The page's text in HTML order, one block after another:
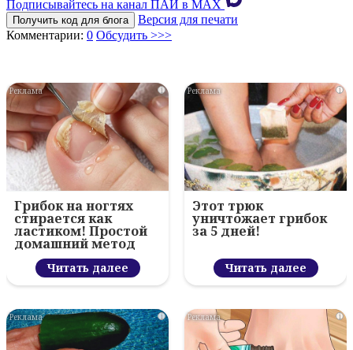
Подписывайтесь на канал ПАИ в MAХ
Получить код для блога
Версия для печати
Комментарии: 0 Обсудить >>>
i
Грибок на ногтях
стирается как
ластиком! Простой
домашний метод
Читать далее
i
Этот трюк
уничтожает грибок
за 5 дней!
Читать далее
i i